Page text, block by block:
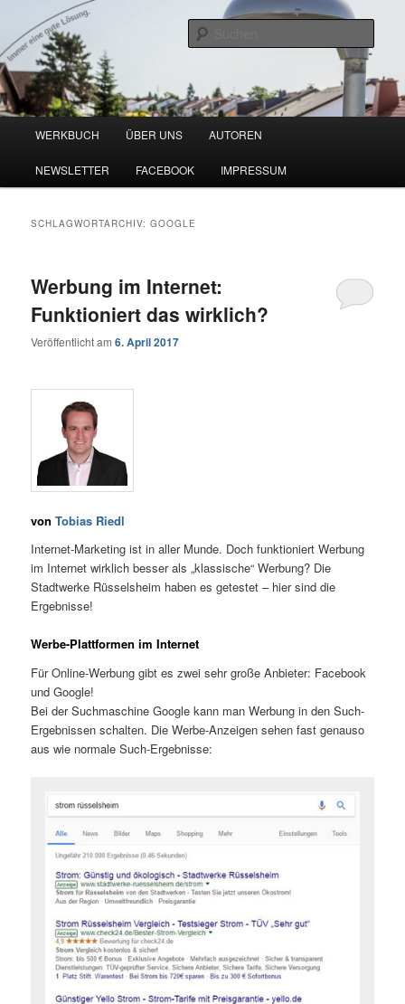
primären
Inhalt
springen
sekundären
Inhalt
springenWerkbuch Online
Blog zu den Themen Energieeffizienz und Digitalisierung
WERKBUCH ÜBER UNS AUTOREN
NEWSLETTER FACEBOOK IMPRESSUM
SCHLAGWORTARCHIV:GOOGLE
Werbung im Internet:
Funktioniert das wirklich?
Veröffentlicht am6. April 2017
vonTobias Riedl
Internet-Marketing ist in aller Munde. Doch funktioniert Werbung
im Internet wirklich besser als „klassische“ Werbung? Die
Stadtwerke Rüsselsheim haben es getestet – hier sind die
Ergebnisse!
Werbe-Plattformen im Internet
Für Online-Werbung gibt es zwei sehr große Anbieter: Facebook
und Google!
Bei der Suchmaschine Google kann man Werbung in den Such-
Ergebnissen schalten. Die Werbe-Anzeigen sehen fast genauso
aus wie normale Such-Ergebnisse: